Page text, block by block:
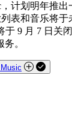
计划明年推出
列表和音乐将
于 9 月 7 日关
。